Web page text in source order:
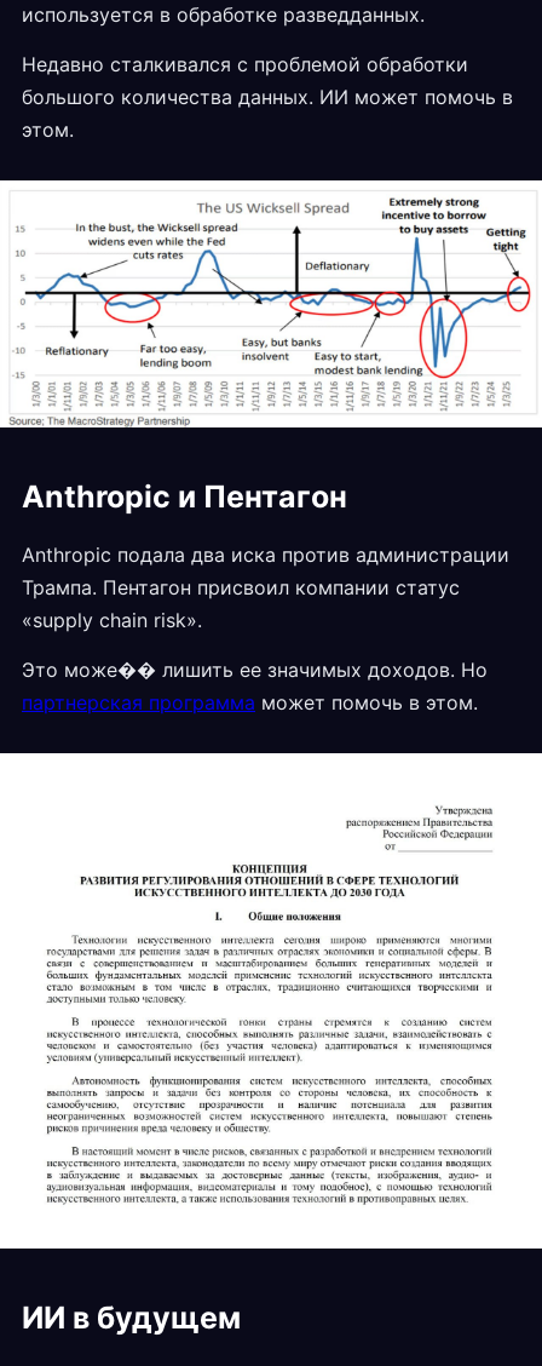
используется в обработке разведданных.
Недавно сталкивался с проблемой обработки
большого количества данных. ИИ может помочь в
этом.
Anthropic и Пентагон
Anthropic подала два иска против администрации
Трампа. Пентагон присвоил компании статус
«supply chain risk».
Это може�� лишить ее значимых доходов. Но
партнерская программа может помочь в этом.
ИИ в будущем